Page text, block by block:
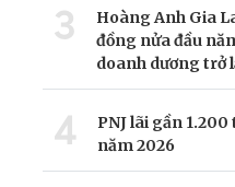
3
Hoàng Anh Gia
đồng nửa đầu
doanh dương trở
4
PNJ lãi gần
năm 2026